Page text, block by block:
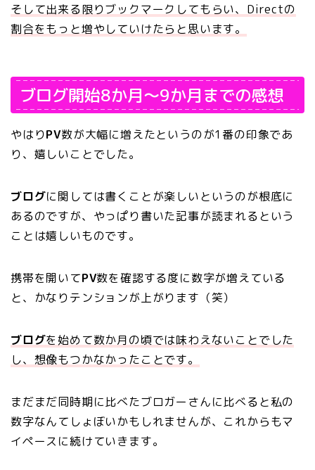
そして出来る限りブックマークしてもらい、Directの
割合をもっと増やしていけたらと思います。
ブログ開始8か月～9か月までの感想
やはりPV数が大幅に増えたというのが1番の印象であ
り、嬉しいことでした。
ブログに関しては書くことが楽しいというのが根底に
あるのですが、やっぱり書いた記事が読まれるという
ことは嬉しいものです。
携帯を開いてPV数を確認する度に数字が増えている
と、かなりテンションが上がります（笑）
ブログを始めて数か月の頃では味わえないことでした
し、想像もつかなかったことです。
まだまだ同時期に比べたブロガーさんに比べると私の
数字なんてしょぼいかもしれませんが、これからもマ
イペースに続けていきます。